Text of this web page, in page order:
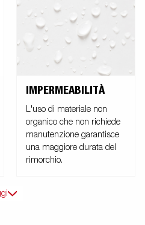
opzionali.
IMPERMEABILITÀ
L'uso di materiale non
organico che non richiede
manutenzione garantisce
una maggiore durata del
rimorchio.